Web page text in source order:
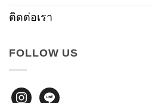
ติดต่อเรา
FOLLOW US
instagram
line